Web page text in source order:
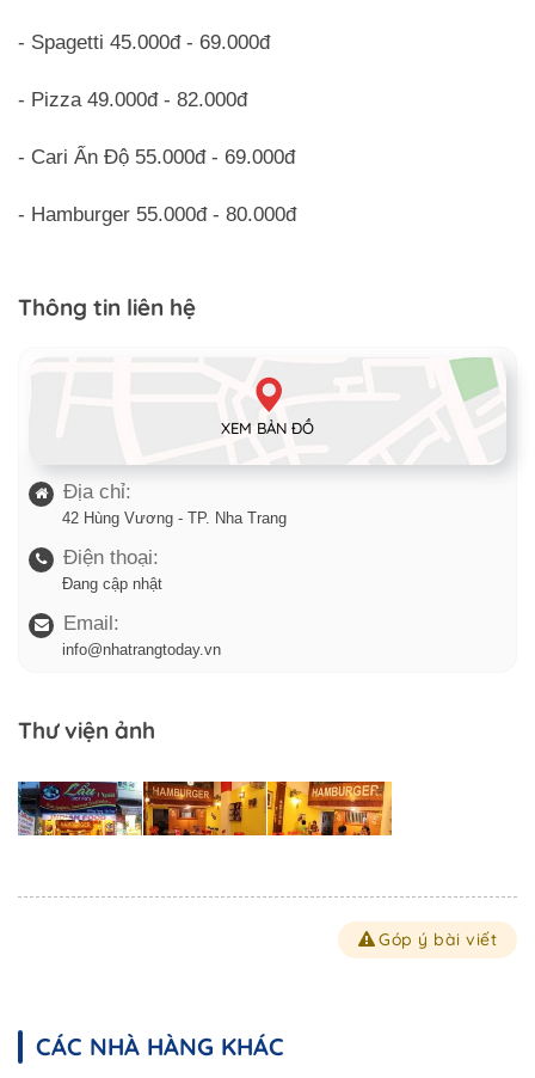
- Spagetti 45.000đ - 69.000đ
- Pizza 49.000đ - 82.000đ
- Cari Ấn Độ 55.000đ - 69.000đ
- Hamburger 55.000đ - 80.000đ
Thông tin liên hệ
XEM BẢN ĐỒ
Địa chỉ:
42 Hùng Vương - TP. Nha Trang
Điện thoại:
Đang cập nhật
Email:
info@nhatrangtoday.vn
Thư viện ảnh
Góp ý bài viết
CÁC NHÀ HÀNG KHÁC